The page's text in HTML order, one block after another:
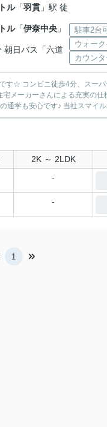
ル「羽貫 」駅 徒
ル「伊奈中央 」
朝日バス「六道
駐車2台
ウォー
カウン
☆ コンビニ徒歩4分、スー
メーカーさんによる充実の
通学も安心です♪ 当社スマイ
2K ～ 2LDK
-
-
1